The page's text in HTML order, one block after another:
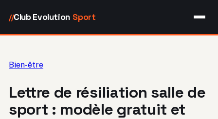
//Club Evolution Sport
Bien-être
Lettre de résiliation salle de
sport : modèle gratuit et